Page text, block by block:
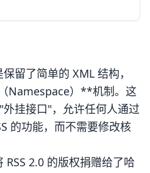
留了简单的 XML 结构，
Namespace）**机制。这
外挂接口"，允许任何人通过
的功能，而不需要修改核
2.0 的版权捐赠给了哈